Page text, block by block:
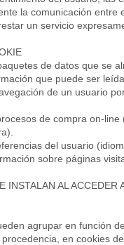
la comunicación entre
un servicio
de datos que se
que puede ser
de un usuario
de compra on-
del usuario
sobre páginas
INSTALAN AL ACCEDER
agrupar en función
en cookies